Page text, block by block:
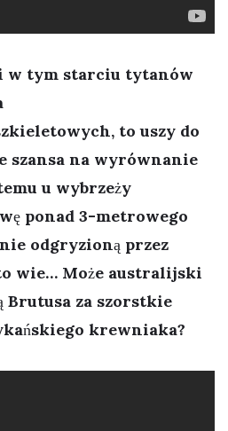
w tym starciu tytanów
to uszy do
szansa na wyrównanie
u wybrzeży
ponad 3-metrowego
odgryzioną przez
wie… Może australijski
Brutusa za szorstkie
krewniaka?